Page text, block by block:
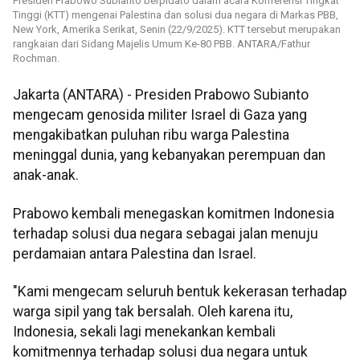
Tinggi (KTT) mengenai Palestina dan solusi dua negara di Markas PBB,
New York, Amerika Serikat, Senin (22/9/2025). KTT tersebut merupakan
rangkaian dari Sidang Majelis Umum Ke-80 PBB. ANTARA/Fathur
Rochman.
Jakarta (ANTARA) - Presiden Prabowo Subianto
mengecam genosida militer Israel di Gaza yang
mengakibatkan puluhan ribu warga Palestina
meninggal dunia, yang kebanyakan perempuan dan
anak-anak.
Prabowo kembali menegaskan komitmen Indonesia
terhadap solusi dua negara sebagai jalan menuju
perdamaian antara Palestina dan Israel.
"Kami mengecam seluruh bentuk kekerasan terhadap
warga sipil yang tak bersalah. Oleh karena itu,
Indonesia, sekali lagi menekankan kembali
komitmennya terhadap solusi dua negara untuk